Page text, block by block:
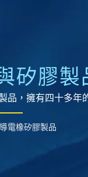
矽膠製
，擁有四十多年
導電橡矽膠製品